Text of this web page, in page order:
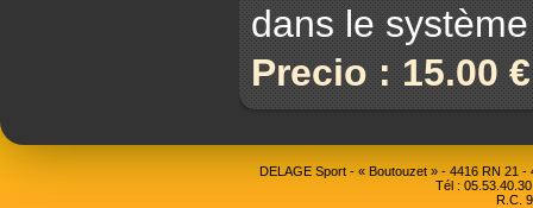
dans le
Precio : 15.00
DELAGE Sport - « Boutouzet » - 4416 RN 21
Tél :
R.C.